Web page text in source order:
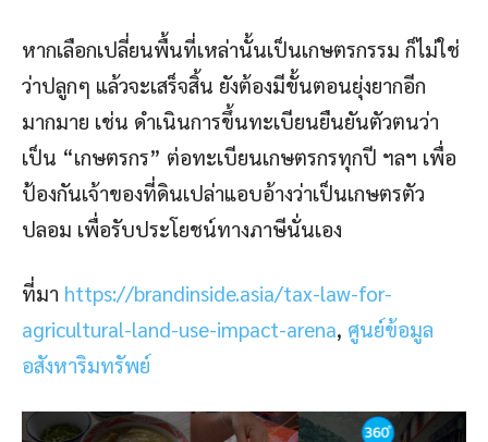
หากเลือกเปลี่ยนพื้นที่เหล่านั้นเป็นเกษตรกรรม ก็ไม่ใช่
ว่าปลูกๆ แล้วจะเสร็จสิ้น ยังต้องมีขั้นตอนยุ่งยากอีก
มากมาย เช่น ดำเนินการขึ้นทะเบียนยืนยันตัวตนว่า
เป็น “เกษตรกร” ต่อทะเบียนเกษตรกรทุกปี ฯลฯ เพื่อ
ป้องกันเจ้าของที่ดินเปล่าแอบอ้างว่าเป็นเกษตรตัว
ปลอม เพื่อรับประโยชน์ทางภาษีนั่นเอง
ที่มา https://brandinside.asia/tax-law-for-
agricultural-land-use-impact-arena, ศูนย์ข้อมูล
อสังหาริมทรัพย์